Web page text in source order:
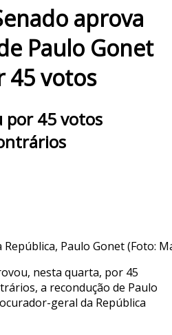
aprova
Paulo Gonet
45 votos
por 45 votos
Paulo Gonet (Foto:
nesta quarta, por 45
a recondução de Paulo
geral da República